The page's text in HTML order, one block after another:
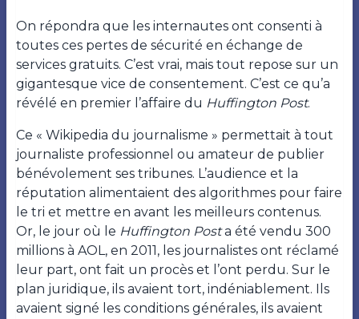
On répondra que les internautes ont consenti à
toutes ces pertes de sécurité en échange de
services gratuits. C’est vrai, mais tout repose sur un
gigantesque vice de consentement. C’est ce qu’a
révélé en premier l’affaire du Huffington Post.
Ce « Wikipedia du journalisme » permettait à tout
journaliste professionnel ou amateur de publier
bénévolement ses tribunes. L’audience et la
réputation alimentaient des algorithmes pour faire
le tri et mettre en avant les meilleurs contenus.
Or, le jour où le Huffington Posta été vendu 300
millions à AOL, en 2011, les journalistes ont réclamé
leur part, ont fait un procès et l’ont perdu. Sur le
plan juridique, ils avaient tort, indéniablement. Ils
avaient signé les conditions générales, ils avaient